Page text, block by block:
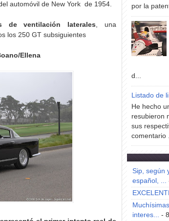
automóvil de New York de 1954.
de ventilación laterales, una
los 250 GT subsiguientes
Ellena
por la
d...
Listado de
He hecho
resubieron
sus
comentario
Sip, según
español, ...
interes... -